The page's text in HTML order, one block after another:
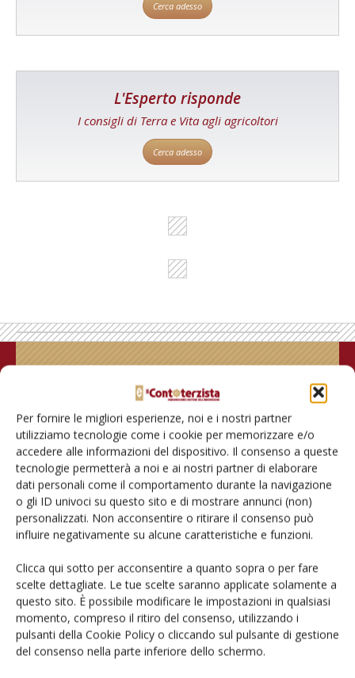
Per fornire le migliori esperienze, noi e i nostri partner
utilizziamo tecnologie come i cookie per memorizzare e/o
accedere alle informazioni del dispositivo. Il consenso a queste
tecnologie permetterà a noi e ai nostri partner di elaborare
dati personali come il comportamento durante la navigazione
o gli ID univoci su questo sito e di mostrare annunci (non)
personalizzati. Non acconsentire o ritirare il consenso può
influire negativamente su alcune caratteristiche e funzioni.
Clicca qui sotto per acconsentire a quanto sopra o per fare
scelte dettagliate. Le tue scelte saranno applicate solamente a
questo sito. È possibile modificare le impostazioni in qualsiasi
momento, compreso il ritiro del consenso, utilizzando i
pulsanti della Cookie Policy o cliccando sul pulsante di gestione
del consenso nella parte inferiore dello schermo.
Cerca adesso
L'Esperto risponde
I consigli di Terra e Vita agli agricoltori
Cerca adesso
Rimani aggiornato sul mondo
dell’agricoltura
Iscriviti alle nostre newsletter